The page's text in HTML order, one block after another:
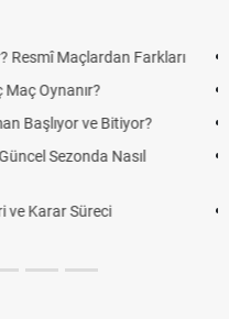
OM ve Diğer Kısaltmalar Ne
Skor ve Sonuç Kavramları
Temel Futbol Kuralları
Nedir? Hangi
Açıklanacak 2026? ÖSYM